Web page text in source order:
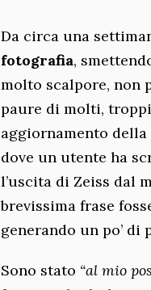
Da circa una
fotografia,
molto scalpore, non
paure di molti,
aggiornamento
dove un utente ha
l’uscita di Zeiss dal
brevissima frase
generando un po’ di
Sono stato “al mio